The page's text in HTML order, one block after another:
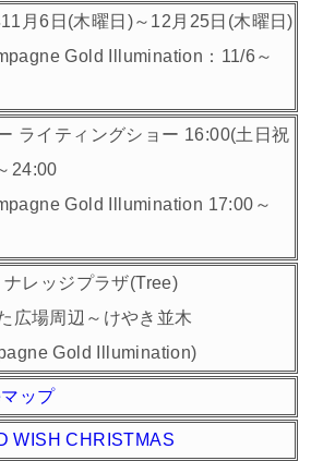
月6日(木曜日)～12月25日(木曜日)
Gold Illumination：11/6～
ライティングショー 16:00(土日祝
24:00
Gold Illumination 17:00～
レッジプラザ(Tree)
広場周辺～けやき並木
Gold Illumination)
ップ
WISH CHRISTMAS